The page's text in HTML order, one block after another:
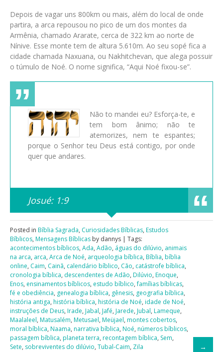
Depois de vagar uns 800km ou mais, além do local de onde
partira, a arca repousou no pico de um dos montes da
Armênia, chamado Ararate, cerca de 322 km ao norte de
Nínive. Esse monte tem de altura 5.610m. Ao seu sopé fica a
cidade chamada Naxuana, ou Nakhitchevan, que alega possuir
o túmulo de Noé. O nome significa, “Aqui Noé fixou-se”.
Não to mandei eu? Esforça-te, e
tem bom ânimo; não te
atemorizes, nem te espantes;
porque o Senhor teu Deus está contigo, por onde
quer que andares.
Josué: 1:9
Posted in Bíblia Sagrada, Curiosidades Bíblicas, Estudos
Bíblicos, Mensagens Bíblicas by dannys | Tags:
acontecimentos bíblicos, Ada, Adão, águas do dilúvio, animais
na arca, arca, Arca de Noé, arqueologia bíblica, Bíblia, bíblia
online, Caim, Cainã, calendário bíblico, Cão, catástrofe bíblica,
cronologia bíblica, descendentes de Adão, Dilúvio, Enoque,
Enos, ensinamentos bíblicos, estudo bíblico,famílias bíblicas,
fé e obediência, genealogia bíblica, gênesis, geografia bíblica,
história antiga, história bíblica, história de Noé, idade de Noé,
instruções de Deus, Irade, Jabal, Jafé, Jarede, Jubal, Lameque,
Maalaleel, Matusalém, Metusael, Meüjael, montes cobertos,
moral bíblica, Naama, narrativa bíblica, Noé, números bíblicos,
passagem bíblica, planeta terra, recontagem bíblica, Sem,
Sete, sobreviventes do dilúvio, Tubal-Caim, Zila